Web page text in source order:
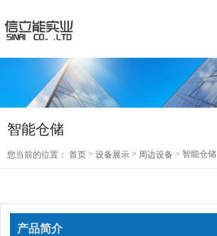
智能仓储
您当前的位置： 首页 > 设备展示 > 周边设备 > 智能仓储
产品简介